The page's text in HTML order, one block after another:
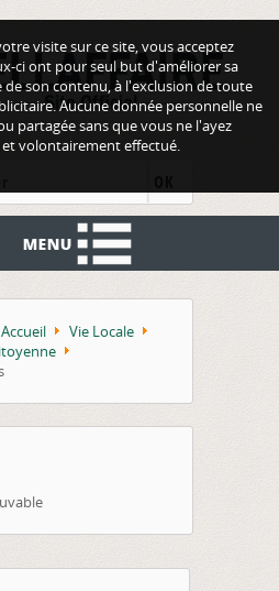
visite sur ce site, vous acceptez
ci ont pour seul but d'améliorer sa
son contenu, à l'exclusion de toute
Aucune donnée personnelle ne
partagée sans que vous ne l'ayez
volontairement effectué.
Accueil
Vie Locale